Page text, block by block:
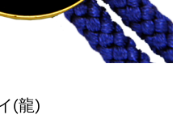
(龍)